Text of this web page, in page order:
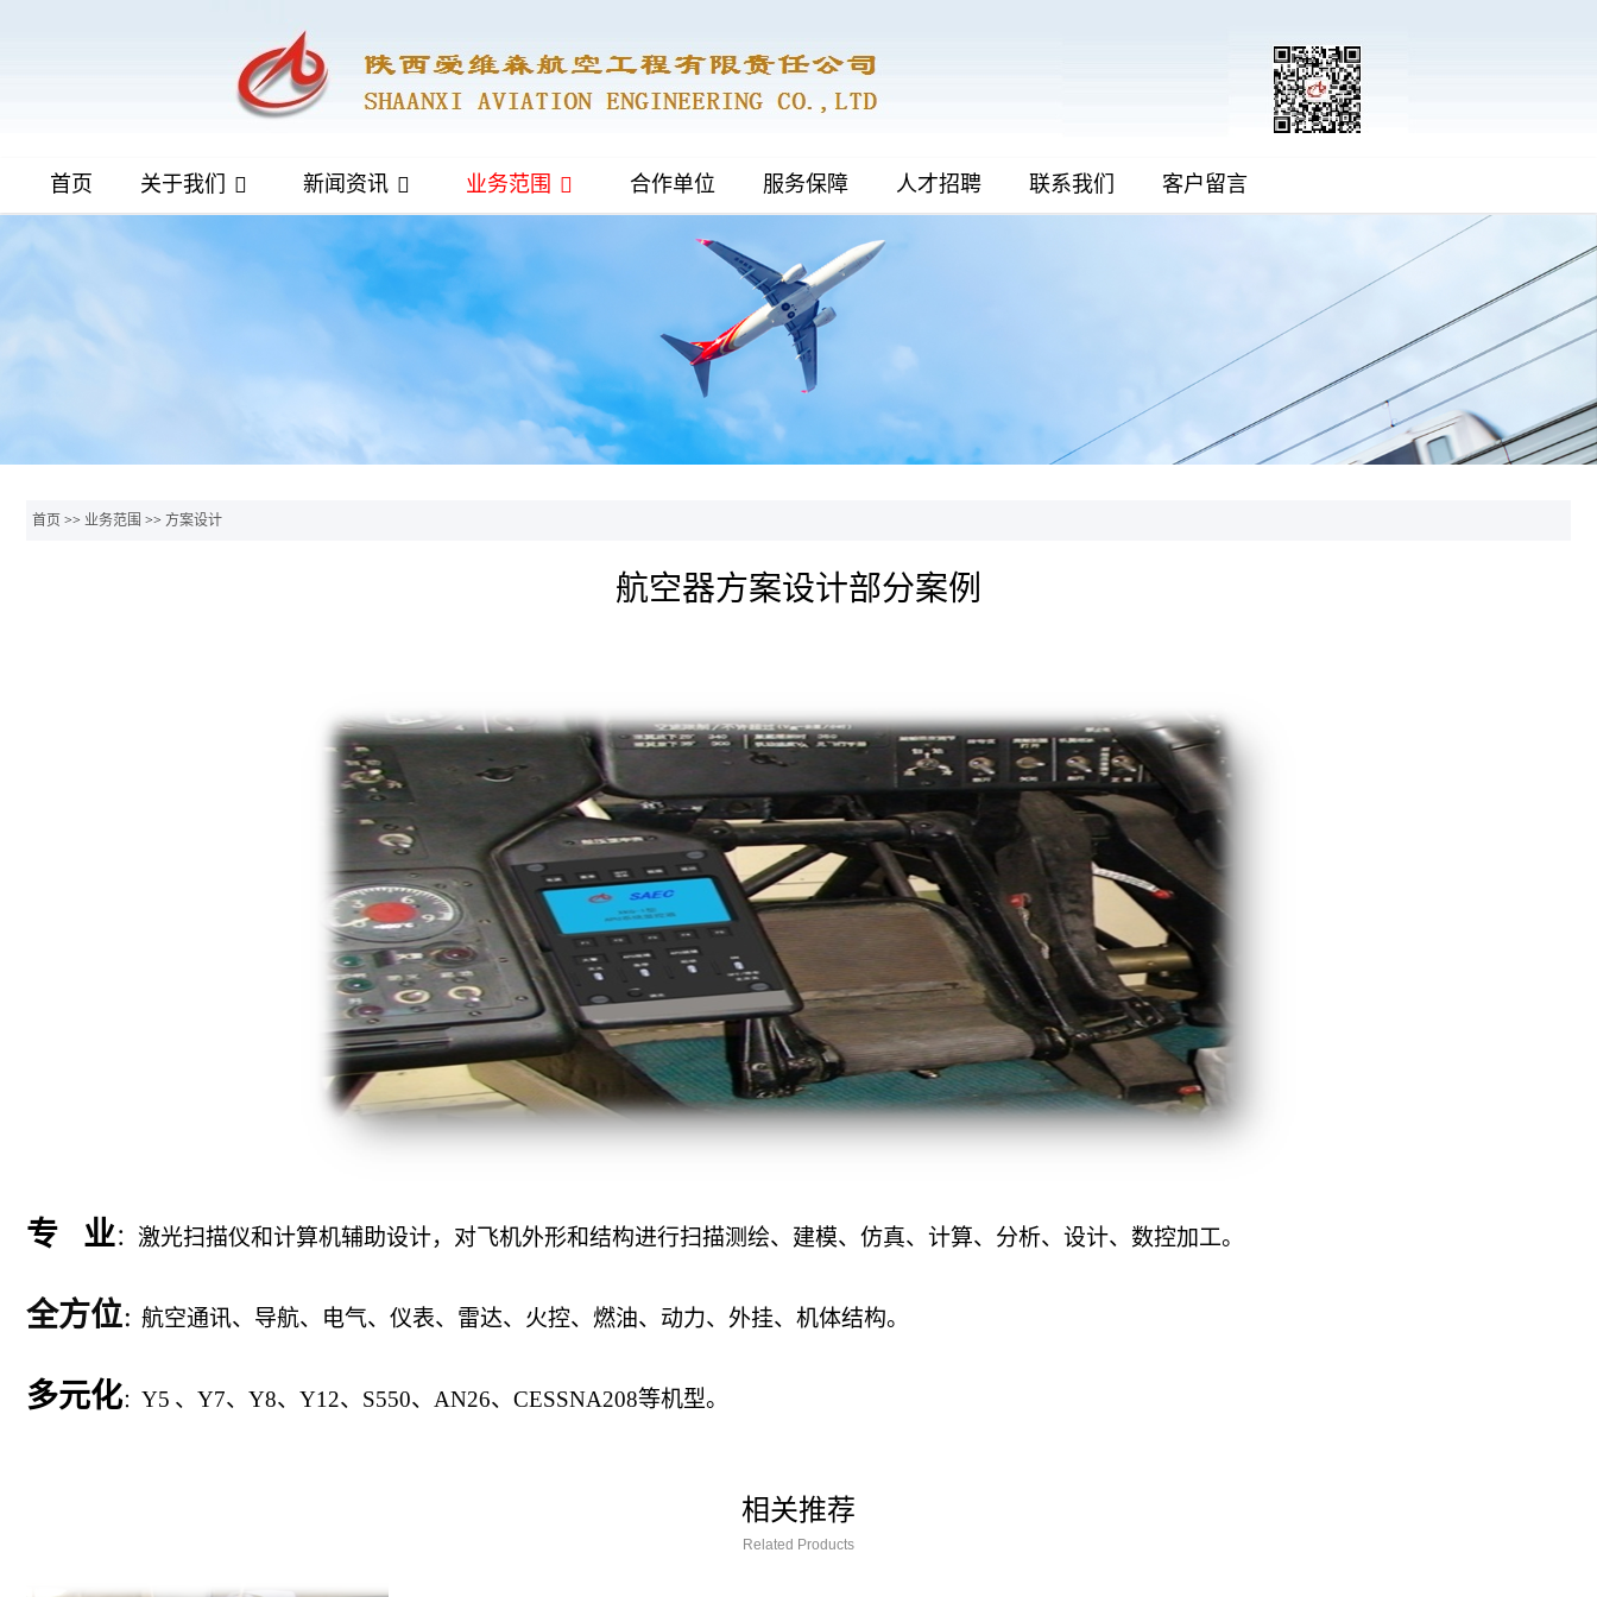
首页 关于我们 新闻资讯 业务范围 合作单位 服务保障 人才招聘 联系我们 客户留言
首页 >> 业务范围 >> 方案设计
航空器方案设计部分案例
专 业： 激光扫描仪和计算机辅助设计，对飞机外形和结构进行扫描测绘、建模、仿真、计算、分析、设计、数控加工。
全方位： 航空通讯、导航、电气、仪表、雷达、火控、燃油、动力、外挂、机体结构。
多元化： Y5 、 Y7、 Y8、 Y12、 S550、 AN26、 CESSNA208等机型。
相关推荐
Related Products